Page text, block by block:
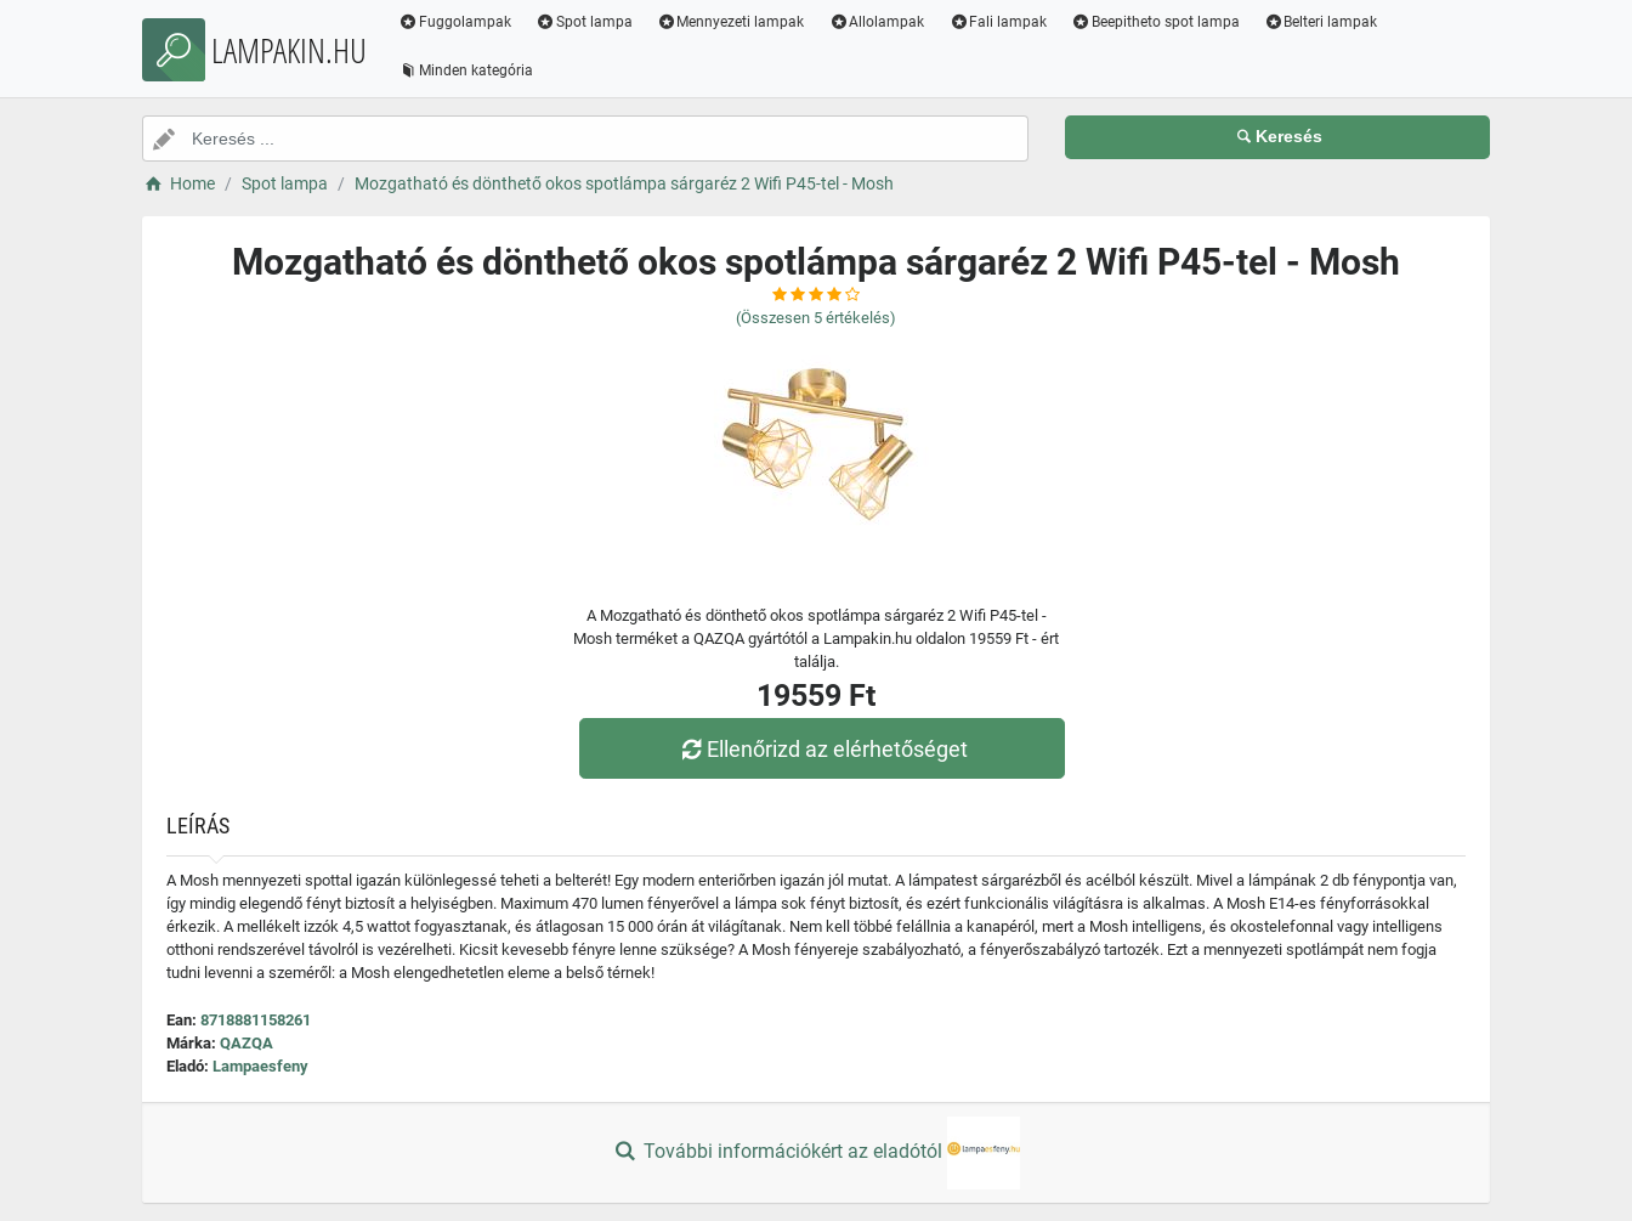
LAMPAKIN.HU
Fuggolampak Spot lampa Mennyezeti lampak Allolampak Fali lampak Beepitheto spot lampa Belteri lampak
Minden kategória
Keresés
Home Spot lampa Mozgatható és dönthető okos spotlámpa sárgaréz 2 Wifi P45-tel - Mosh
Mozgatható és dönthető okos spotlámpa sárgaréz 2 Wifi P45-tel - Mosh
(Összesen 5 értékelés)
A Mozgatható és dönthető okos spotlámpa sárgaréz 2 Wifi P45-tel -
Mosh terméket a QAZQA gyártótól a Lampakin.hu oldalon 19559 Ft - ért
találja.
19559 Ft
Ellenőrizd az elérhetőséget
LEÍRÁS
A Mosh mennyezeti spottal igazán különlegessé teheti a belterét! Egy modern enteriőrben igazán jól mutat. A lámpatest sárgarézből és acélból készült. Mivel a lámpának 2 db fénypontja van,
így mindig elegendő fényt biztosít a helyiségben. Maximum 470 lumen fényerővel a lámpa sok fényt biztosít, és ezért funkcionális világításra is alkalmas. A Mosh E14-es fényforrásokkal
érkezik. A mellékelt izzók 4,5 wattot fogyasztanak, és átlagosan 15 000 órán át világítanak. Nem kell többé felállnia a kanapéról, mert a Mosh intelligens, és okostelefonnal vagy intelligens
otthoni rendszerével távolról is vezérelheti. Kicsit kevesebb fényre lenne szüksége? A Mosh fényereje szabályozható, a fényerőszabályzó tartozék. Ezt a mennyezeti spotlámpát nem fogja
tudni levenni a szeméről: a Mosh elengedhetetlen eleme a belső térnek!
Ean: 8718881158261
Márka: QAZQA
Eladó: Lampaesfeny
További információkért az eladótól